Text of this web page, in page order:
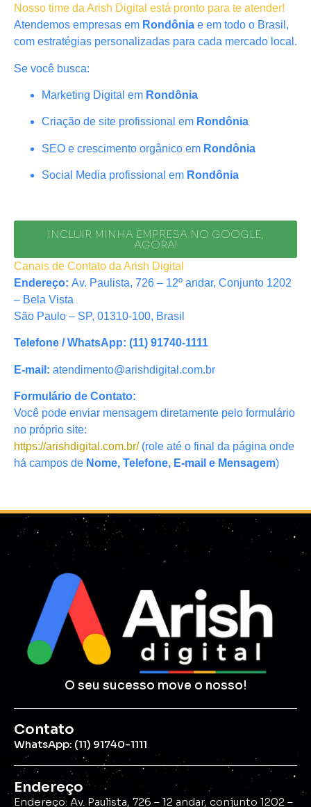
Nosso time da Arish Digital está pronto para te atender!
Atendemos empresas em Rondônia e em todo o Brasil,
com estratégias personalizadas para cada mercado local.
Se você busca:
Marketing Digital em Rondônia
Criação de site profissional em Rondônia
SEO e crescimento orgânico em Rondônia
Social Media profissional em Rondônia
INCLUIR MINHA EMPRESA NO GOOGLE,
AGORA!
Canais de Contato da Arish Digital
Endereço: Av. Paulista, 726 – 12º andar, Conjunto 1202
– Bela Vista
São Paulo – SP, 01310-100, Brasil
Telefone / WhatsApp: (11) 91740-1111
E-mail: atendimento@arishdigital.com.br
Formulário de Contato:
Você pode enviar mensagem diretamente pelo formulário
no próprio site:
https://arishdigital.com.br/(role até o final da página onde
há campos de Nome, Telefone, E-mail e Mensagem)
O seu sucesso move o nosso!
Contato
WhatsApp: (11) 91740-1111
Endereço
Endereço: Av. Paulista, 726 – 12 andar, conjunto 1202 –